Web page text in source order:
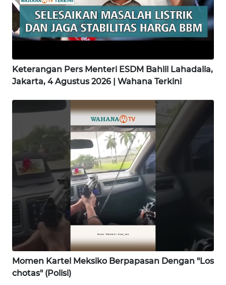
Keterangan Pers Menteri ESDM Bahlil Lahadalia,
Jakarta, 4 Agustus 2026 | Wahana Terkini
Momen Kartel Meksiko Berpapasan Dengan "Los
chotas" (Polisi)
WN
LAMPUNG
WN
JATENG
WN
WN
WN